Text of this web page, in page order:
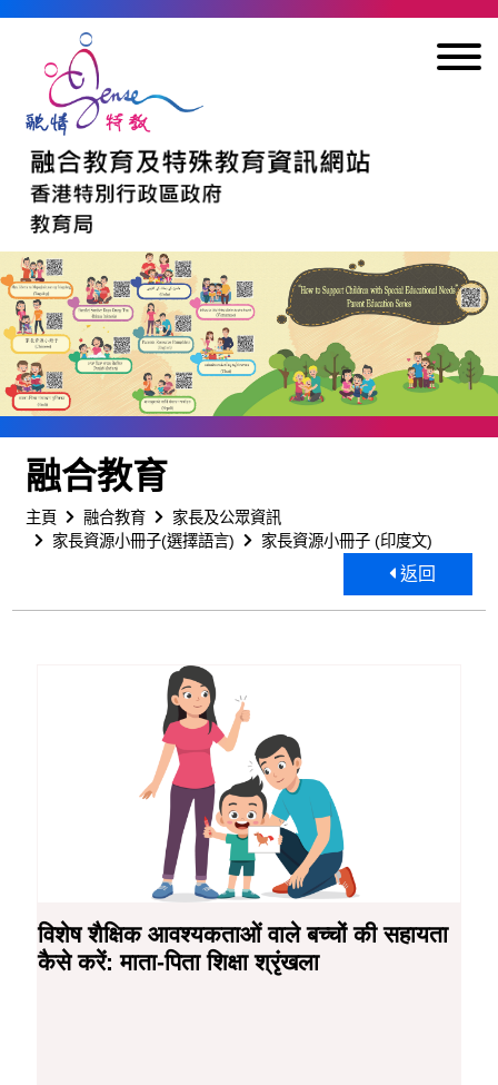
融合教育
主頁 融合教育
家長及公眾資訊
家長資源小冊子(選擇語言)
家長資源小冊子 (印度文)
返回
家長資源小冊子 (印度文)
विशेष शैक्षिक आवश्यकताओं वाले बच्चों की सहायता
कैसे करें: माता-पिता शिक्षा श्रृंखला